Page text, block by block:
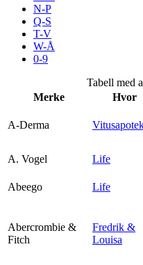
Søk
Praktisk informasjon
Ledige stillinger
Magasin
N-P
Q-S
T-V
W-Å
0-9
Tabell med
Merke
Hvor
A-Derma
A. Vogel
Life
Abeego
Life
Abercrombie &
Fitch
Fredrik &
Louisa